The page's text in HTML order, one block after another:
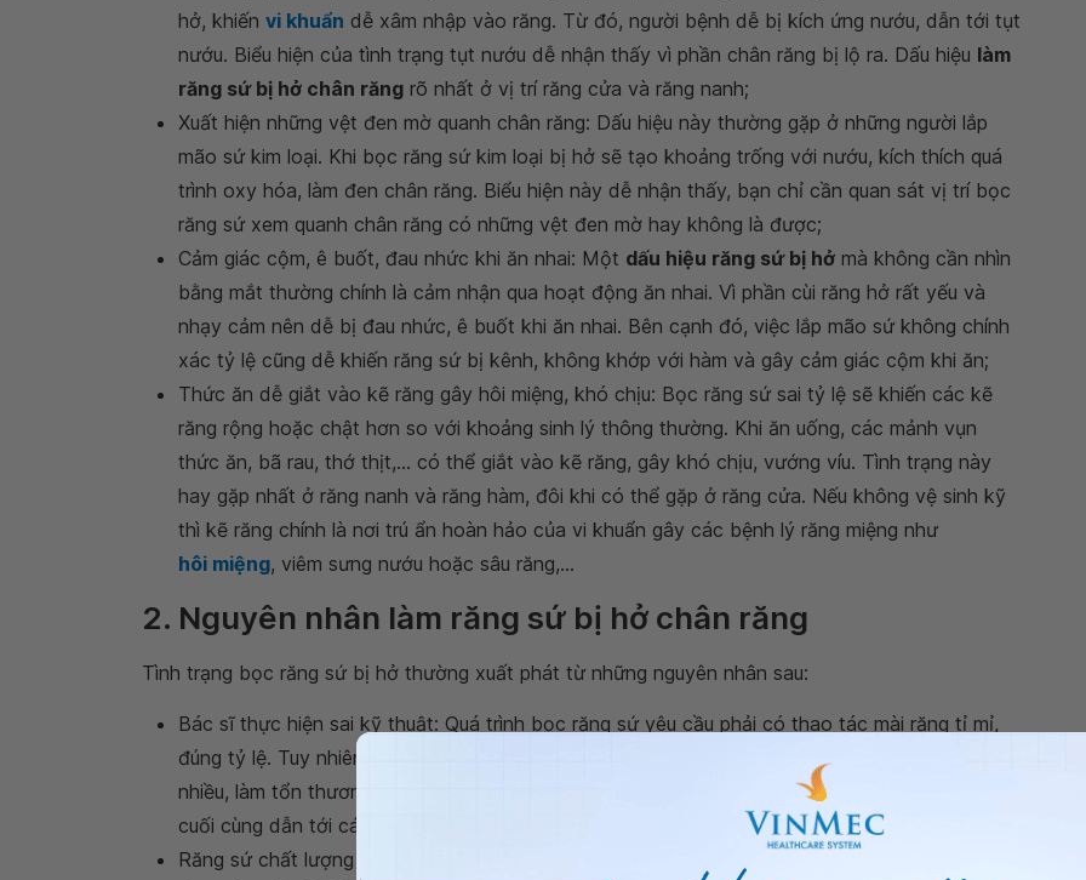
hở, khiến vi khuẩn dễ xâm nhập vào răng. Từ đó, người bệnh dễ bị kích ứng nướu, dẫn tới tụt
nướu. Biểu hiện của tình trạng tụt nướu dễ nhận thấy vì phần chân răng bị lộ ra. Dấu hiệu làm
răng sứ bị hở chân răng rõ nhất ở vị trí răng cửa và răng nanh;
Xuất hiện những vệt đen mờ quanh chân răng: Dấu hiệu này thường gặp ở những người lắp
mão sứ kim loại. Khi bọc răng sứ kim loại bị hở sẽ tạo khoảng trống với nướu, kích thích quá
trình oxy hóa, làm đen chân răng. Biểu hiện này dễ nhận thấy, bạn chỉ cần quan sát vị trí bọc
răng sứ xem quanh chân răng có những vệt đen mờ hay không là được;
Cảm giác cộm, ê buốt, đau nhức khi ăn nhai: Một dấu hiệu răng sứ bị hở mà không cần nhìn
bằng mắt thường chính là cảm nhận qua hoạt động ăn nhai. Vì phần cùi răng hở rất yếu và
nhạy cảm nên dễ bị đau nhức, ê buốt khi ăn nhai. Bên cạnh đó, việc lắp mão sứ không chính
xác tỷ lệ cũng dễ khiến răng sứ bị kênh, không khớp với hàm và gây cảm giác cộm khi ăn;
Thức ăn dễ giắt vào kẽ răng gây hôi miệng, khó chịu: Bọc răng sứ sai tỷ lệ sẽ khiến các kẽ
răng rộng hoặc chật hơn so với khoảng sinh lý thông thường. Khi ăn uống, các mảnh vụn
thức ăn, bã rau, thớ thịt,... có thể giắt vào kẽ răng, gây khó chịu, vướng víu. Tình trạng này
hay gặp nhất ở răng nanh và răng hàm, đôi khi có thể gặp ở răng cửa. Nếu không vệ sinh kỹ
thì kẽ răng chính là nơi trú ẩn hoàn hảo của vi khuẩn gây các bệnh lý răng miệng như
hôi miệng, viêm sưng nướu hoặc sâu răng,...
2. Nguyên nhân làm răng sứ bị hở chân răng
Tình trạng bọc răng sứ bị hở thường xuất phát từ những nguyên nhân sau:
Bác sĩ thực hiện sai kỹ thuật: Quá trình bọc răng sứ yêu cầu phải có thao tác mài răng tỉ mỉ,
đúng tỷ lệ. Tuy nhiên, có nhiều bác sĩ tay nghề kém đã phán đoán sai tỷ lệ, mài cùi răng quá
nhiều, làm tổn thương chân răng. Khi chân răng bị suy yếu thì dễ xảy ra tình trạng tụt nướu và
cuối cùng dẫn tới các
Răng sứ chất lượng kém: Việc sử dụng răng sứ kém chất lượng có thể gây kích ứng với cùi